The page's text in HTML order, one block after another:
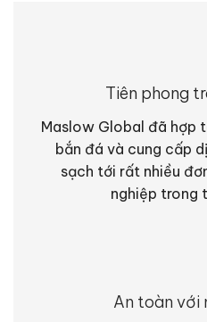
Tiên phong
Maslow Global đã hợp
bắn đá và cung cấp
sạch tới rất nhiều
nghiệp trong
An toàn với